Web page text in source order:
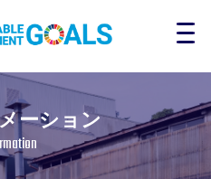
ーション